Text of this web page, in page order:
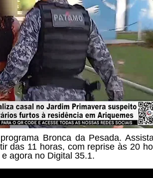
Bronca da Pesada.
das 11 horas, com reprise às 20
agora no Digital 35.1.